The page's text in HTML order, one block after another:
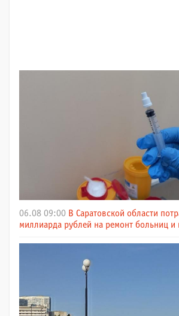
06.08 09:00 В Саратовской области
миллиарда рублей на ремонт больниц и